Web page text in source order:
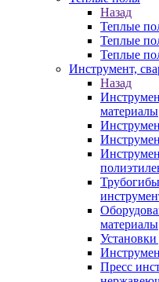
Назад
Теплые
Теплые
Теплые
Инструмент,
Назад
материалы
материалы
Установки
Пресс